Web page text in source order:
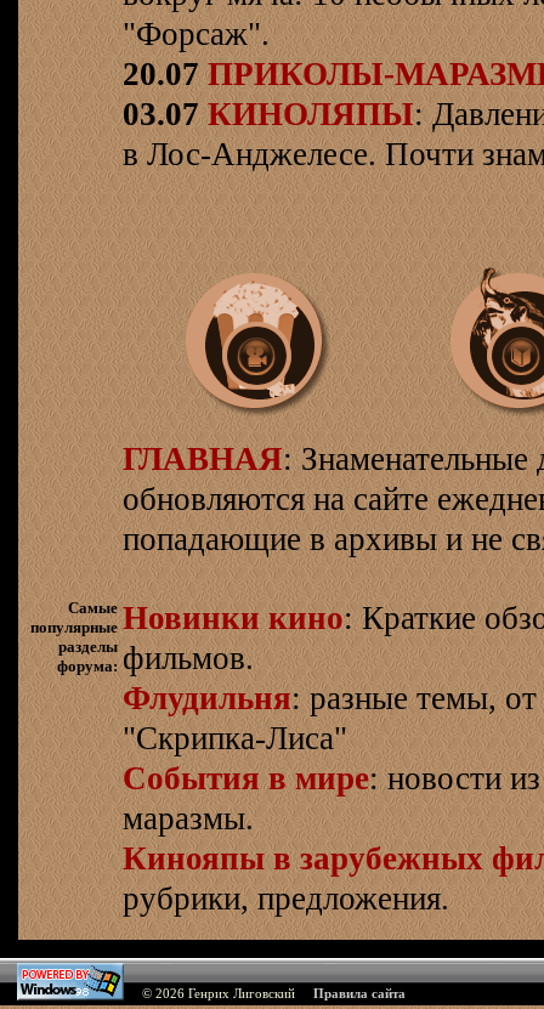
"Форсаж".
20.07 ПРИКОЛЫ-
03.07 КИНОЛЯПЫ:
в Лос-Анджелесе. Почти
ГЛАВНАЯ: Знаменательные
обновляются на сайте
попадающие в архивы и не
Самые
популярные
разделы
форума:
Новинки кино: Краткие
фильмов.
Флудильня: разные темы,
"Скрипка-Лиса"
События в мире: новости
маразмы.
Кинояпы в зарубежных
рубрики, предложения.
© 2026 Генрих Лиговский Правила сайта